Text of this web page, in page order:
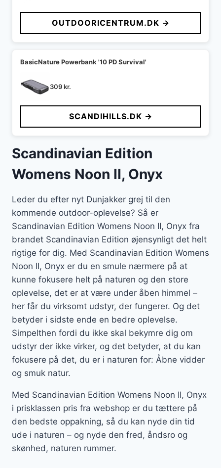
OUTDOORICENTRUM.DK →
BasicNature Powerbank '10 PD Survival'
309kr.
SCANDIHILLS.DK →
Scandinavian Edition
Womens Noon II, Onyx
Leder du efter nyt Dunjakker grej til den
kommende outdoor-oplevelse? Så er
Scandinavian Edition Womens Noon II, Onyx fra
brandet Scandinavian Edition øjensynligt det helt
rigtige for dig. Med Scandinavian Edition Womens
Noon II, Onyx er du en smule nærmere på at
kunne fokusere helt på naturen og den store
oplevelse, det er at være under åben himmel –
her får du virksomt udstyr, der fungerer. Og det
betyder i sidste ende en bedre oplevelse.
Simpelthen fordi du ikke skal bekymre dig om
udstyr der ikke virker, og det betyder, at du kan
fokusere på det, du er i naturen for: Åbne vidder
og smuk natur.
Med Scandinavian Edition Womens Noon II, Onyx
i prisklassen pris fra webshop er du tættere på
den bedste oppakning, så du kan nyde din tid
ude i naturen – og nyde den fred, åndsro og
skønhed, naturen rummer.